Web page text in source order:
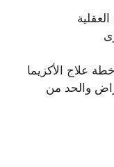
علاج الأكزيما
والحد من